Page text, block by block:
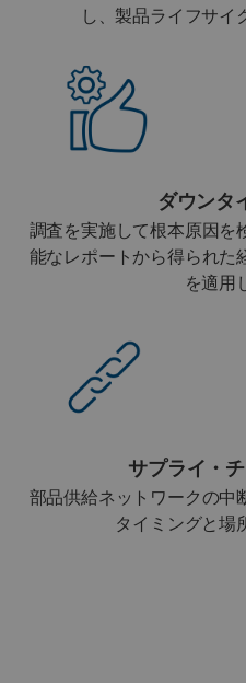
し、製品ライフサイ
ダウンタ
調査を実施して根本原因を
能なレポートから得られた
を適用
サプライ・
部品供給ネットワークの中
タイミングと場